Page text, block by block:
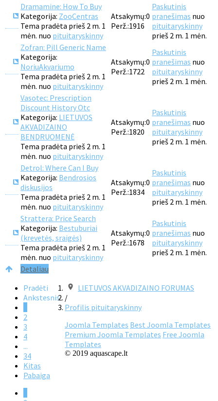
Detaliau
Dramamine: How To Buy
Kategorija: ZooCentras
Tema pradėta prieš 2 m. 1
mėn. nuo pituitaryskinny
Atsakymų:0
Perž.:1916
Paskutinis
pranešimas nuo
pituitaryskinny
prieš 2 m. 1 mėn.
Zofran: Pill Generic Name
Kategorija:
NoriuAkvariumo
Tema pradėta prieš 2 m. 1
mėn. nuo pituitaryskinny
Atsakymų:0
Perž.:1722
Paskutinis
pranešimas nuo
pituitaryskinny
prieš 2 m. 1 mėn.
Vasotec: Prescription
Discount History Otc
Kategorija: LIETUVOS
AKVADIZAINO
BENDRUOMENĖ
Tema pradėta prieš 2 m. 1
mėn. nuo pituitaryskinny
Atsakymų:0
Perž.:1820
Paskutinis
pranešimas nuo
pituitaryskinny
prieš 2 m. 1 mėn.
Detrol: Where Can I Buy
Kategorija: Bendrosios
diskusijos
Tema pradėta prieš 2 m. 1
mėn. nuo pituitaryskinny
Atsakymų:0
Perž.:1834
Paskutinis
pranešimas nuo
pituitaryskinny
prieš 2 m. 1 mėn.
Strattera: Price Search
Kategorija: Bestuburiai
(krevetės, sraigės)
Tema pradėta prieš 2 m. 1
mėn. nuo pituitaryskinny
Atsakymų:0
Perž.:1678
Paskutinis
pranešimas nuo
pituitaryskinny
prieš 2 m. 1 mėn.
Pradėti
Ankstesnis
2
3
4
...
34
Kitas
Pabaiga
LIETUVOS AKVADIZAINO FORUMAS
/
Profilis pituitaryskinny
Joomla Templates Best Joomla Templates
Premium Joomla Templates Free Joomla
Templates
© 2019 aquascape.lt